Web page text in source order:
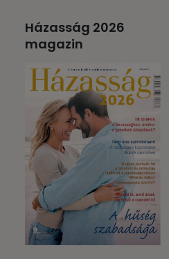
Házasság 2026
magazin